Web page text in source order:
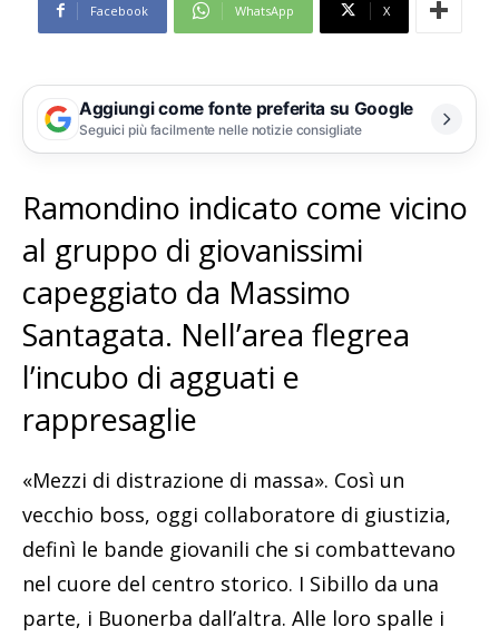
Facebook WhatsApp X
Aggiungi come fonte preferita su Google
Seguici più facilmente nelle notizie consigliate
Ramondino indicato come vicino
al gruppo di giovanissimi
capeggiato da Massimo
Santagata. Nell’area flegrea
l’incubo di agguati e
rappresaglie
«Mezzi di distrazione di massa». Così un
vecchio boss, oggi collaboratore di giustizia,
definì le bande giovanili che si combattevano
nel cuore del centro storico. I Sibillo da una
parte, i Buonerba dall’altra. Alle loro spalle i